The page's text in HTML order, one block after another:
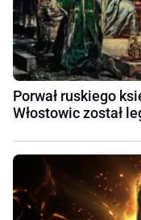
Porwał ruskiego
Włostowic został